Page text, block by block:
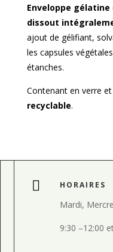
Enveloppe gélatine
dissout
ajout de gélifiant,
les capsules
étanches.
Contenant en verre
recyclable.
 HORAIRES
Mardi,
9:30 –12:00